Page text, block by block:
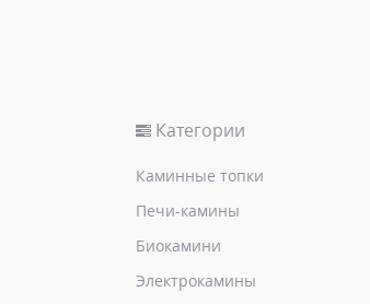
Категории
Каминные топки
Печи-камины
Биокамини
Электрокамины